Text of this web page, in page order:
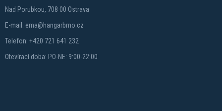
Nad Porubkou, 708 00 Ostrava
E-mail: ema@hangarbrno.cz
Telefon: +420 721 641 232
Otevírací doba: PO-NE: 9:00-22:00